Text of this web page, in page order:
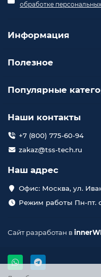
обработке
Информация
Полезное
Популярные
Наши контакты
+7 (800) 775-60-94
zakaz@tss-tech.ru
Наш адрес
Офис: Москва, ул.
Режим работы Пн-пт.
Сайт разработан в